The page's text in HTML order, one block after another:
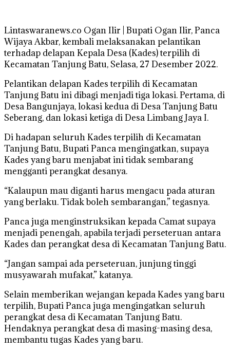
Lintaswaranews.co Ogan Ilir | Bupati Ogan Ilir, Panca
Wijaya Akbar, kembali melaksanakan pelantikan
terhadap delapan Kepala Desa (Kades) terpilih di
Kecamatan Tanjung Batu, Selasa, 27 Desember 2022.
Pelantikan delapan Kades terpilih di Kecamatan
Tanjung Batu ini dibagi menjadi tiga lokasi. Pertama, di
Desa Bangunjaya, lokasi kedua di Desa Tanjung Batu
Seberang, dan lokasi ketiga di Desa Limbang Jaya I.
Di hadapan seluruh Kades terpilih di Kecamatan
Tanjung Batu, Bupati Panca mengingatkan, supaya
Kades yang baru menjabat ini tidak sembarang
mengganti perangkat desanya.
“Kalaupun mau diganti harus mengacu pada aturan
yang berlaku. Tidak boleh sembarangan,” tegasnya.
Panca juga menginstruksikan kepada Camat supaya
menjadi penengah, apabila terjadi perseteruan antara
Kades dan perangkat desa di Kecamatan Tanjung Batu.
“Jangan sampai ada perseteruan, junjung tinggi
musyawarah mufakat,” katanya.
Selain memberikan wejangan kepada Kades yang baru
terpilih, Bupati Panca juga mengingatkan seluruh
perangkat desa di Kecamatan Tanjung Batu.
Hendaknya perangkat desa di masing-masing desa,
membantu tugas Kades yang baru.